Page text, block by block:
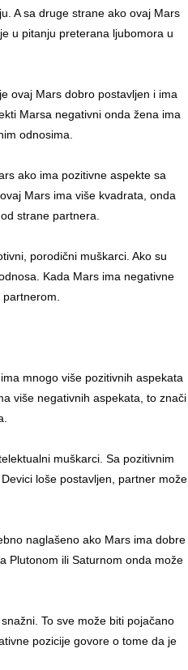
A sa druge strane ako ovaj Mars
u pitanju preterana ljubomora u
ovaj Mars dobro postavljen i ima
Marsa negativni onda žena ima
odnosima.
ako ima pozitivne aspekte sa
Mars ima više kvadrata, onda
strane partnera.
porodični muškarci. Ako su
Kada Mars ima negativne
mnogo više pozitivnih aspekata
više negativnih aspekata, to znači
muškarci. Sa pozitivnim
loše postavljen, partner može
naglašeno ako Mars ima dobre
Plutonom ili Saturnom onda može
To sve može biti pojačano
pozicije govore o tome da je